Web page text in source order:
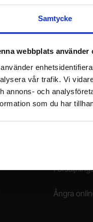
Samtycke
webbplats använder
vår trafik. Vi
annons- och
som du har
Ditt namn
Att
Ångra